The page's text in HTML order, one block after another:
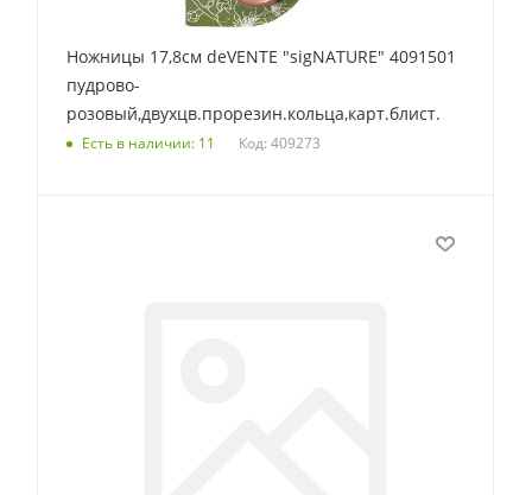
Ножницы 17,8см deVENTE "sigNATURE" 4091501
пудрово-
розовый,двухцв.прорезин.кольца,карт.блист.
Есть в наличии: 11 Код: 409273